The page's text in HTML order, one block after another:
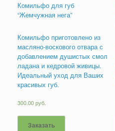
Комильфо для губ
“Жемчужная нега”
Комильфо приготовлено из
масляно-воскового отвара с
добавлением душистых смол
ладана и кедровой живицы.
Идеальный уход для Ваших
красивых губ.
300.00руб.
Заказать